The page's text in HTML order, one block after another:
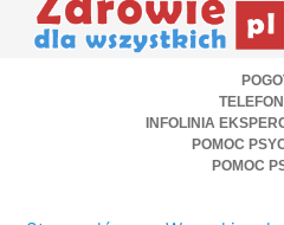
INFOLINIA
POMOC
POMOC